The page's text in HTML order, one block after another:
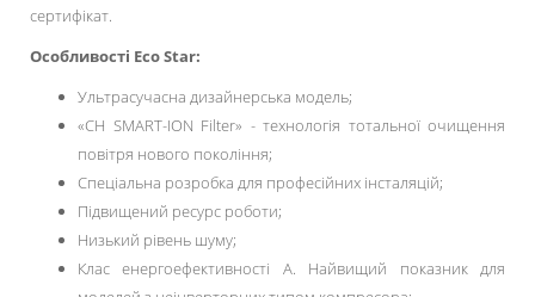
сертифікат.
Особливості Eco Star:
Ультрасучасна дизайнерська модель;
«CH SMART-ION Filter» - технологія тотальної очищення
повітря нового покоління;
Спеціальна розробка для професійних інсталяцій;
Підвищений ресурс роботи;
Низький рівень шуму;
Клас енергоефективності А. Найвищий показник для